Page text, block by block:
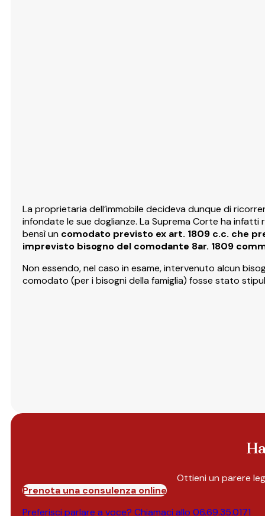
La proprietaria dell’immobile decideva dunque di
infondate le sue doglianze. La Suprema Corte ha
bensì un comodato previsto ex art. 1809 c.c. che
imprevisto bisogno del comodante 8ar. 1809
Non essendo, nel caso in esame, intervenuto alcun
comodato (per i bisogni della famiglia) fosse stato
Ottieni un parere
Prenota una consulenza online
Preferisci parlare a voce? Chiamaci allo 06.69.35.0171